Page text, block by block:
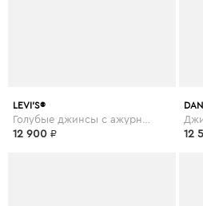
LEVI’S®
12 900 ₽ 12